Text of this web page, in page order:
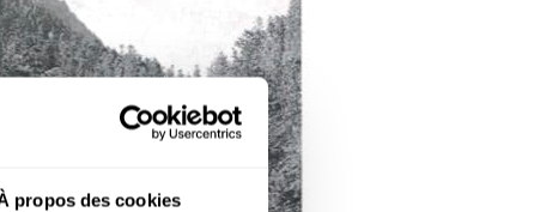
propos des cookies